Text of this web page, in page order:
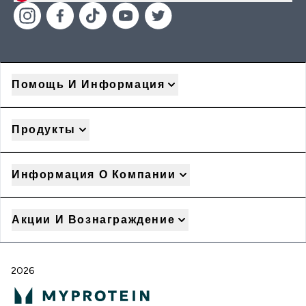
Помощь И Информация
Продукты
Информация О Компании
Акции И Вознаграждение
2026